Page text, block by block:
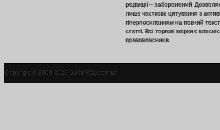
редакції – заборонений.
лише часткове цитування з
гіперпосиланням на повний текст
статті. Всі торгові марки є
правовласників.
Copyright © 2009-2023 GameWay.com.ua